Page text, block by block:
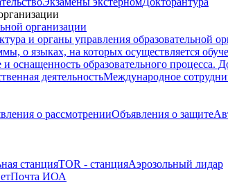
организации
и органы управления образовательной
о языках, на которых осуществляется
и оснащенность образовательного процесса.
деятельностьМеждународное
о рассмотренииОбъявления о защите
станцияTOR - станцияАэрозольный лидар
Почта ИОА